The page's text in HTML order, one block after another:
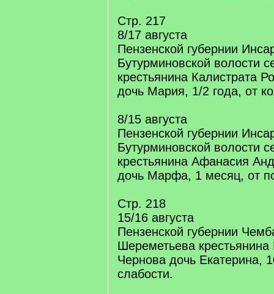
Стр. 217
8/17 августа
Пензенской губернии
Бутурминовской волости
крестьянина Калистрата
дочь Мария, 1/2 года, от
8/15 августа
Пензенской губернии
Бутурминовской волости
крестьянина Афанасия
дочь Марфа, 1 месяц, от
Стр. 218
15/16 августа
Пензенской губернии
Шереметьева
Чернова дочь Екатерина,
слабости.